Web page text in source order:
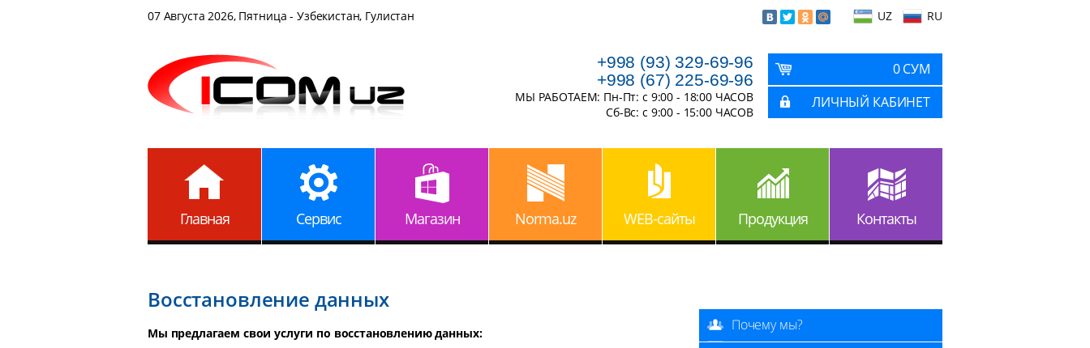
07 Августа 2026, Пятница - Узбекистан, Гулистан UZ RU
+998 (93) 329-69-96
+998 (67) 225-69-96
МЫ РАБОТАЕМ: Пн-Пт: с 9:00 - 18:00 ЧАСОВ
Сб-Вс: с 9:00 - 15:00 ЧАСОВ
0 СУМ
ЛИЧНЫЙ КАБИНЕТ
Главная Сервис Магазин Norma.uz WEB-сайты Продукция Контакты
Восстановление данных
Мы предлагаем свои услуги по восстановлению данных:
Почему мы?